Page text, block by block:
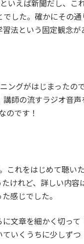
いえば新聞だし、こ
した。確かにその
法という固定観念が
ングがはじまったの
師の流すラジオ音
のです！
これをはじめて聴い
けれど、詳しい内容
感じでした。
文章を細かく切っ
いくうちに少しず